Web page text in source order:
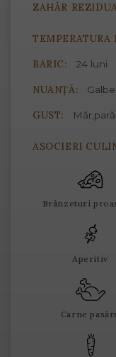
ZAHĂR
TEMPERATURA
BARIC: 24 luni
NUANȚĂ:
GUST:
ASOCIERI
Brânzeturi
Aperitiv
Carne